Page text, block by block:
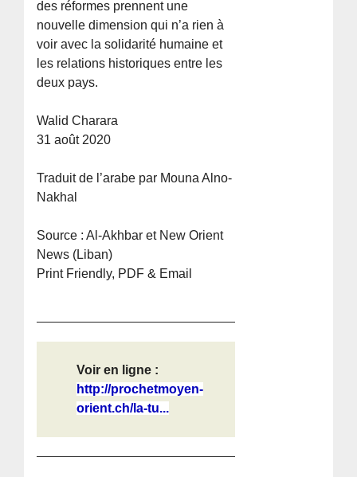
des réformes prennent une
nouvelle dimension qui n’a rien à
voir avec la solidarité humaine et
les relations historiques entre les
deux pays.
Walid Charara
31 août 2020
Traduit de l’arabe par Mouna Alno-
Nakhal
Source : Al-Akhbar et New Orient
News (Liban)
Print Friendly, PDF & Email
Voir en ligne :
http://prochetmoyen-
orient.ch/la-tu...